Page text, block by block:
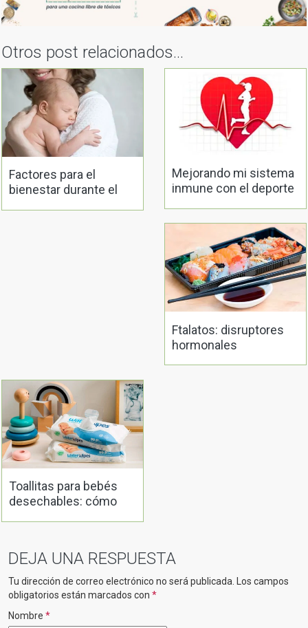
Otros post relacionados...
Factores para el
bienestar durante el
Mejorando mi sistema
inmune con el deporte
Ftalatos: disruptores
hormonales
Toallitas para bebés
desechables: cómo
DEJA UNA RESPUESTA
Tu dirección de correo electrónico no será publicada.
Los campos
obligatorios están marcados con *
Nombre *